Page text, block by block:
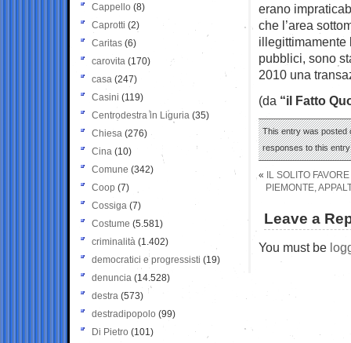
erano
che l’area
illegittimamente
pubblici, sono
2010 una
(da “il Fatto
This entry was posted
responses to this
«
IL SOLITO
PIEMONTE,
Leave a
You must be
Cappello (8)
Caprotti (2)
Caritas (6)
carovita (170)
casa (247)
Casini (119)
Centrodestra in Liguria (35)
Chiesa (276)
Cina (10)
Comune (342)
Coop (7)
Cossiga (7)
Costume (5.581)
criminalità (1.402)
democratici e progressisti (19)
denuncia (14.528)
destra (573)
destradipopolo (99)
Di Pietro (101)